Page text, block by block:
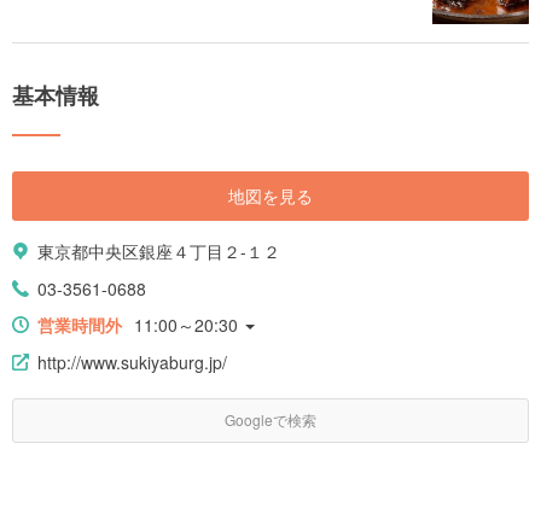
基本情報
地図を見る
東京都中央区銀座４丁目２-１２
03-3561-0688
営業時間外 11:00～20:30
http://www.sukiyaburg.jp/
Googleで検索